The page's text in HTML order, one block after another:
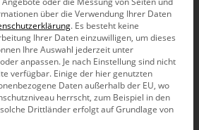
standardisierte
für mehr Flexibilität und
Suche
über die Verwendung Ihrer Daten
. Es besteht keine
Ihrer Daten einzuwilligen, um dieses
Ihre Auswahl jederzeit unter
anpassen. Je nach Einstellung sind nicht
verfügbar. Einige der hier genutzten
Daten außerhalb der EU, wo
herrscht, zum Beispiel in den
Drittländer erfolgt auf Grundlage von